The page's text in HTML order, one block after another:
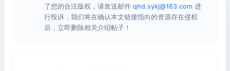
了您的合法版权，请发送邮件 qhd.sykj@163.com 进
行投诉，我们将在确认本文链接指向的资源存在侵权
后，立即删除相关介绍帖子！